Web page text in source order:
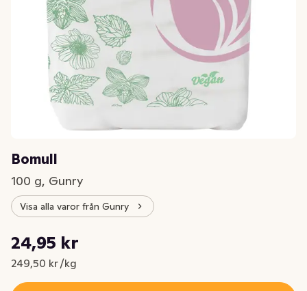
Bomull
100 g, Gunry
Visa alla varor från Gunry
Nuvarande pris är: 24,95 kr
24,95 kr
249,50 kr /kg
Styckpris: 249,50 kr /kg